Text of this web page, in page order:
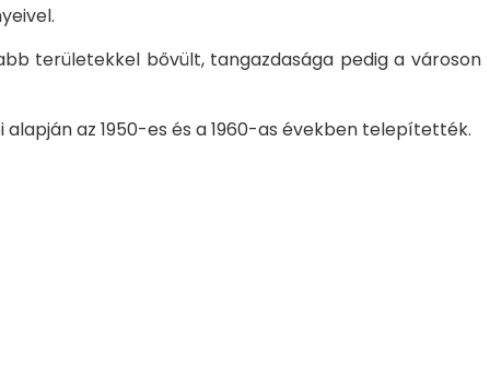
területekkel bővült, tangazdasága pedig a városon
az 1950-es és a 1960-as években telepítették.